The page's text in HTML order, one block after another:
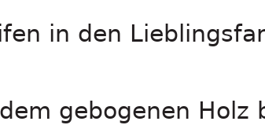
in den
gebogenen Holz